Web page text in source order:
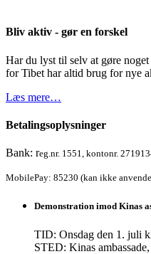
Bliv aktiv - gør en forskel
Har du lyst til selv at gøre
for Tibet har altid brug for nye
Læs mere…
Betalingsoplysninger
Bank: reg.nr. 1551, kontonr.
MobilePay: 85230 (kan ikke
Demonstration imod Kinas
TID: Onsdag den 1. juli
STED: Kinas